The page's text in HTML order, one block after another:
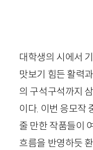
대학생의 시에서
맛보기 힘든 활력
의 구석구석까지
이다. 이번 응모작
줄 만한 작품들이
흐름을 반영하듯